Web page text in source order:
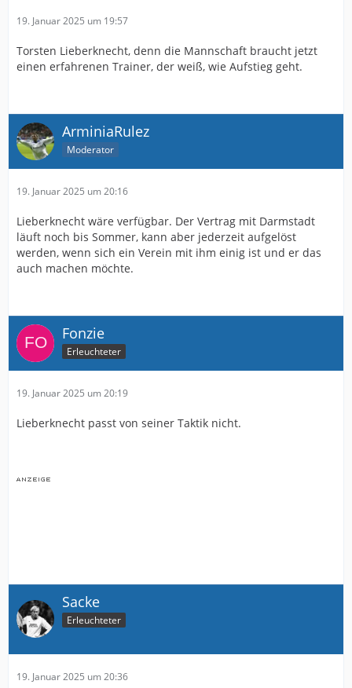
19. Januar 2025 um 19:57
Torsten Lieberknecht, denn die Mannschaft braucht jetzt
einen erfahrenen Trainer, der weiß, wie Aufstieg geht.
ArminiaRulez
Moderator
19. Januar 2025 um 20:16
Lieberknecht wäre verfügbar. Der Vertrag mit Darmstadt
läuft noch bis Sommer, kann aber jederzeit aufgelöst
werden, wenn sich ein Verein mit ihm einig ist und er das
auch machen möchte.
Fonzie
Erleuchteter
19. Januar 2025 um 20:19
Lieberknecht passt von seiner Taktik nicht.
Sacke
Erleuchteter
19. Januar 2025 um 20:36